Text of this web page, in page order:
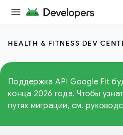
HEALTH & FITNESS DEV
Поддержка API Google Fit
конца 2026 года. Чтобы
путях миграции, см.